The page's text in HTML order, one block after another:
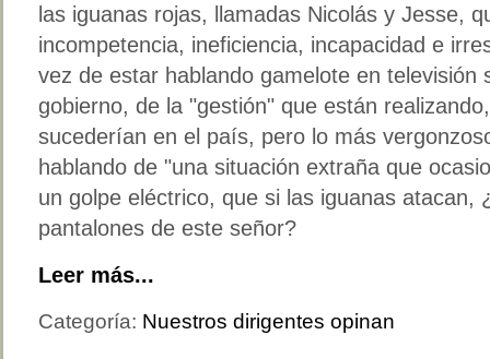
las iguanas rojas, llamadas Nicolás y Jesse,
incompetencia, ineficiencia, incapacidad e
vez de estar hablando gamelote en televisión
gobierno, de la "gestión" que están
sucederían en el país, pero lo más
hablando de "una situación extraña que
un golpe eléctrico, que si las iguanas atacan,
pantalones de este señor?
Leer más...
Categoría: Nuestros dirigentes opinan